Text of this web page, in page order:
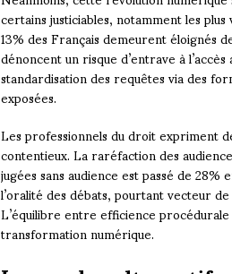
certains justiciables, notamment les
13% des Français demeurent éloignés
dénoncent un risque d’entrave à
standardisation des requêtes via des
exposées.
Les professionnels du droit expriment
contentieux. La raréfaction des
jugées sans audience est passé de
l’oralité des débats, pourtant vecteur
L’équilibre entre efficience
transformation numérique.